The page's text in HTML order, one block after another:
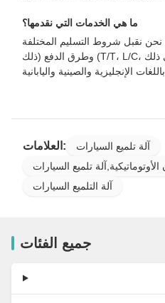
ما هي الخدمات التي نقدمها؟
نحن نقبل شروط التسليم المختلفة (FOB، CFR، CIF، وما إلى
ذلك) وطرق الدفع (T/T، L/C، بطاقة الائتمان، وما إلى ذلك). يتواصل
العلامات:
آلة تلميع السيارات
الأوتوماتيكية,آلة تلميع السيارات
آلة التلميع السيارات
جميع الفئات